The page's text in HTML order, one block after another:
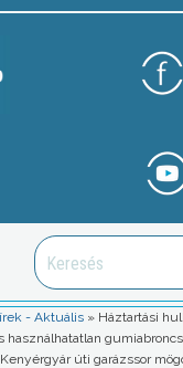
- Aktuális » Háztartási
használhatatlan
úti garázssor